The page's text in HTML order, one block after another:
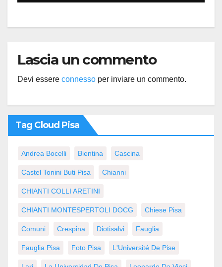
Lascia un commento
Devi essere connesso per inviare un commento.
Tag Cloud Pisa
Andrea Bocelli Bientina Cascina
Castel Tonini Buti Pisa Chianni
CHIANTI COLLI ARETINI
CHIANTI MONTESPERTOLI DOCG Chiese Pisa
Comuni Crespina Diotisalvi Fauglia
Fauglia Pisa Foto Pisa L'Université De Pise